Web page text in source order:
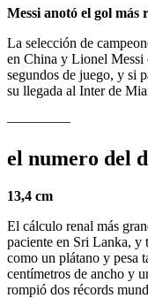
Messi anotó el gol más
La selección de
en China y Lionel Messi
segundos de juego, y si
su llegada al Inter de
————–
el numero del
13,4 cm
El cálculo renal más
paciente en Sri Lanka, y
como un plátano y pesa
centímetros de ancho y
rompió dos récords